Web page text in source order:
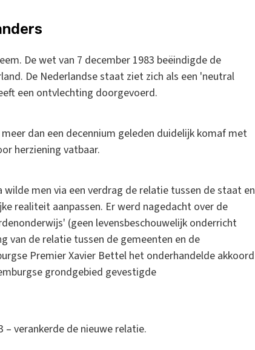
De wet van 7 december 1983 beëindigde de
De Nederlandse staat ziet zich als een 'neutral
een ontvlechting doorgevoerd.
dan een decennium geleden duidelijk komaf met
herziening vatbaar.
men via een verdrag de relatie tussen de staat en
realiteit aanpassen. Er werd nagedacht over de
(geen levensbeschouwelijk onderricht
van de relatie tussen de gemeenten en de
Premier Xavier Bettel het onderhandelde akkoord
grondgebied gevestigde
– verankerde de nieuwe relatie.